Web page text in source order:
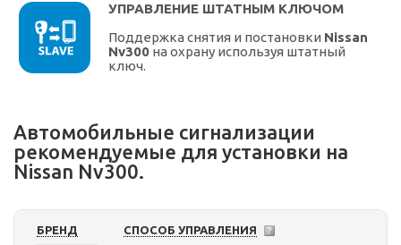
УПРАВЛЕНИЕ ШТАТНЫМ КЛЮЧОМ
Поддержка снятия и постановки Nissan
Nv300 на охрану используя штатный
ключ.
Автомобильные сигнализации
рекомендуемые для установки на
Nissan Nv300.
БРЕНД
СПОСОБ УПРАВЛЕНИЯ